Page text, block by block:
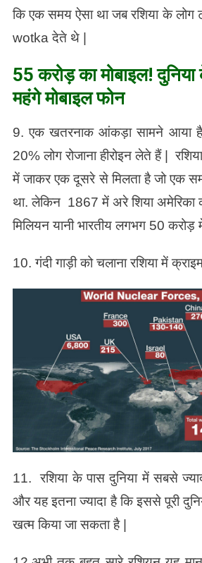
कि एक समय ऐसा था जब रशिया के लोग
wotka देते थे |
55 करोड़ का मोबाइल!
महंगे मोबाइल फोन
9. एक खतरनाक आंकड़ा सामने आया
20% लोग रोजाना हीरोइन लेते हैं |
में जाकर एक दूसरे से मिलता है जो एक
था. लेकिन 1867 में अरे शिया अमेरिका
मिलियन यानी भारतीय लगभग 50 करोड़
10. गंदी गाड़ी को चलाना रशिया में क्राइम
11. रशिया के पास दुनिया में सबसे
और यह इतना ज्यादा है कि इससे पूरी
खत्म किया जा सकता है |